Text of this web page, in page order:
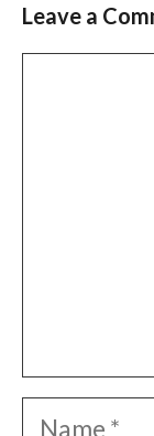
Leave a
Name